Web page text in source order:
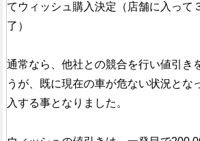
てウィッシュ購入決定（店舗に入って
了）
通常なら、他社との競合を行い値引き
うが、既に現在の車が危ない状況とな
入する事となりました。